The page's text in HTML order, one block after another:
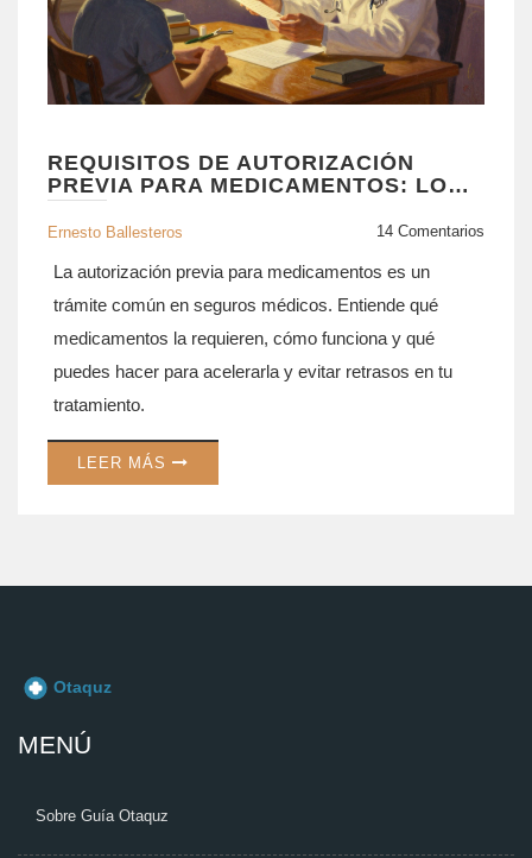
REQUISITOS DE AUTORIZACIÓN
PREVIA PARA MEDICAMENTOS: LO
QUE DEBES SABER
Ernesto Ballesteros 14 Comentarios
La autorización previa para medicamentos es un
trámite común en seguros médicos. Entiende qué
medicamentos la requieren, cómo funciona y qué
puedes hacer para acelerarla y evitar retrasos en tu
tratamiento.
LEER MÁS
MENÚ
Sobre Guía Otaquz